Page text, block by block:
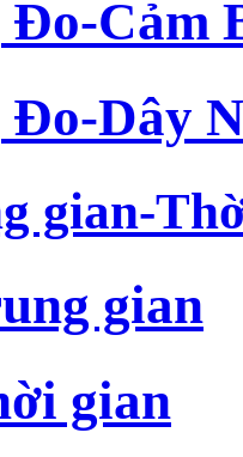
Cảm
Dây
gian-
gian
gian